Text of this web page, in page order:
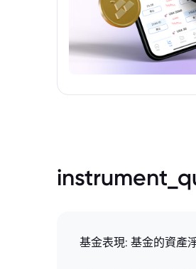
基金表現: 基金的資產